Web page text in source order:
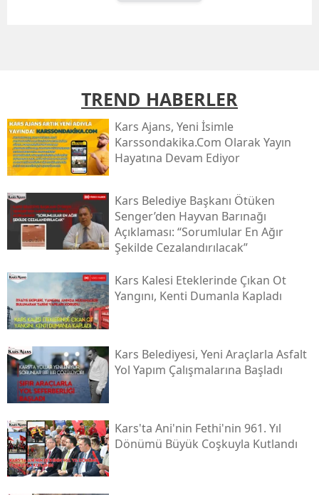
Kocaeli
Konya
Kütahya
Malatya
Manisa
Kahramanmaraş
Mardin
Nevşehir
Ordu
TREND HABERLER
Kars Ajans, Yeni İsimle
Karssondakika.com Olarak Yayın
Hayatına Devam Ediyor
Kars Belediye Başkanı Ötüken
Senger’den Hayvan Barınağı
Açıklaması: “sorumlular En Ağır
Şekilde Cezalandırılacak”
Kars Kalesi Eteklerinde Çıkan Ot
Yangını, Kenti Dumanla Kapladı
Kars Belediyesi, Yeni Araçlarla Asfalt
Yol Yapım Çalışmalarına Başladı
Kars'ta Ani'nin Fethi'nin 961. Yıl
Dönümü Büyük Coşkuyla Kutlandı